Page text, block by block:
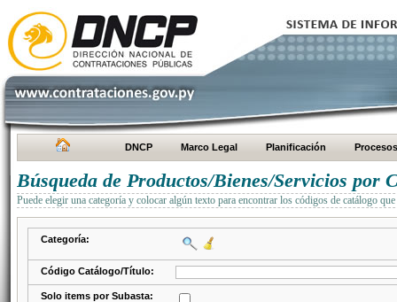
DNCP Marco Legal Planificación Procesos
Búsqueda de Productos/Bienes/Servicios por
Puede elegir una categoría y colocar algún texto para encontrar los códigos de catálogo
Categoría:
Código Catálogo/Título:
Solo items por Subasta: